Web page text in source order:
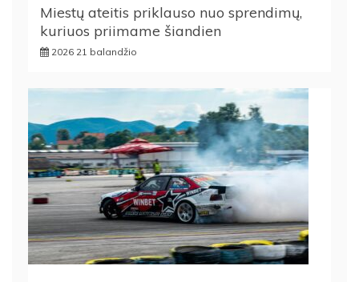
Miestų ateitis priklauso nuo sprendimų,
kuriuos priimame šiandien
2026 21 balandžio